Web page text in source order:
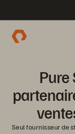
Pure
Seul fournisseur de